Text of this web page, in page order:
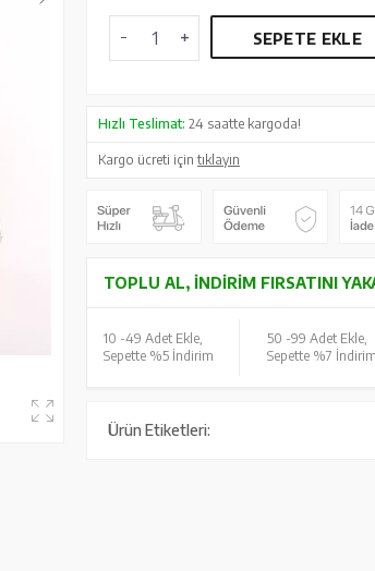
SEPETE EKLE
Hızlı Teslimat: 24 saatte kargoda!
Kargo ücreti içintıklayın
TOPLU AL, İNDIRIM FIRSATINI
10 -49 Adet Ekle,
Sepette %5 İndirim
50 -99 Adet Ekle,
Sepette %7 İndirim
Ürün Etiketleri: